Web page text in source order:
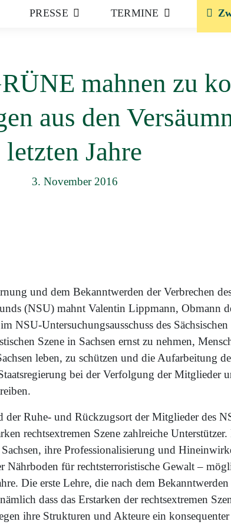
PRESSE TERMINE
mahnen zu
aus den
letzten Jahre
3. November 2016
und dem Bekanntwerden der Verbrechen
(NSU) mahnt Valentin Lippmann, Obmann
Untersuchungsausschuss des Sächsischen
Szene in Sachsen ernst zu nehmen,
leben, zu schützen und die Aufarbeitung
bei der Verfolgung der Mitglieder
der Ruhe- und Rückzugsort der Mitglieder des
rechtsextremen Szene zahlreiche
ihre Professionalisierung und
Nährboden für rechtsterroristische Gewalt –
Die erste Lehre, die nach dem
dass das Erstarken der rechtsextremen
ihre Strukturen und Akteure ein konsequenter